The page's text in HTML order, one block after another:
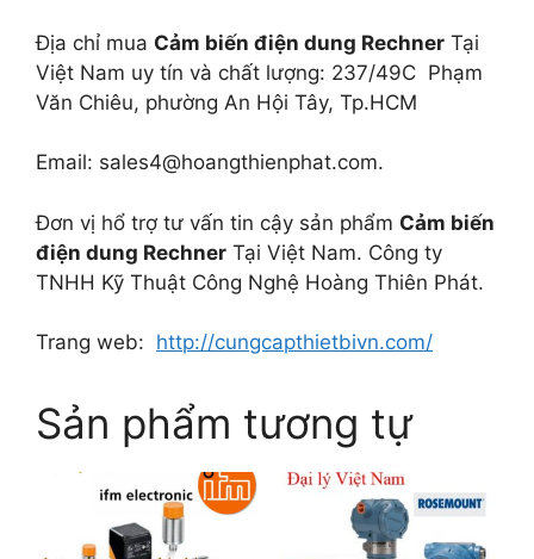
Địa chỉ mua Cảm biến điện dung Rechner Tại
Việt Nam uy tín và chất lượng: 237/49C Phạm
Văn Chiêu, phường An Hội Tây, Tp.HCM
Email: sales4@hoangthienphat.com.
Đơn vị hổ trợ tư vấn tin cậy sản phẩm Cảm biến
điện dung Rechner Tại Việt Nam. Công ty
TNHH Kỹ Thuật Công Nghệ Hoàng Thiên Phát.
Trang web: http://cungcapthietbivn.com/
Sản phẩm tương tự